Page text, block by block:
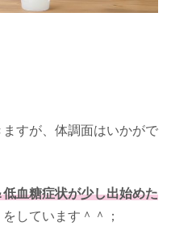
すが、体調面はいかがで
血糖症状が少し出始めた
しています＾＾；